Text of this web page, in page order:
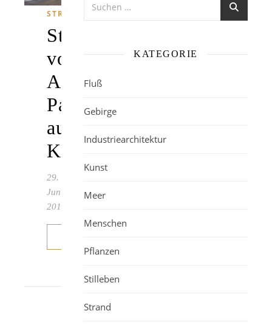
STRAND
Strand
von
Agia
Pavlos
auf
Kreta
29.
Juni
2016
KATEGORIE
Fluß
Gebirge
Industriearchitektur
Kunst
Meer
Menschen
Pflanzen
Stilleben
Strand